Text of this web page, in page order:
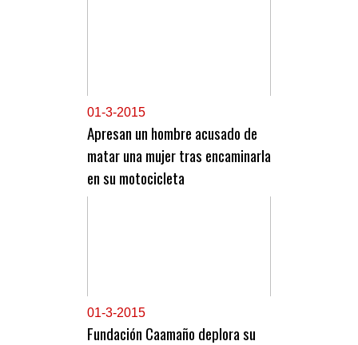
01-3-2015
Apresan un hombre acusado de
matar una mujer tras encaminarla
en su motocicleta
01-3-2015
Fundación Caamaño deplora su